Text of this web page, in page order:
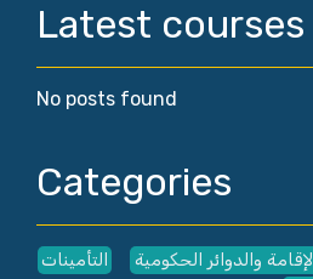
Latest courses
No posts found
Categories
الإقامة والدوائر الحكومية التأمينات